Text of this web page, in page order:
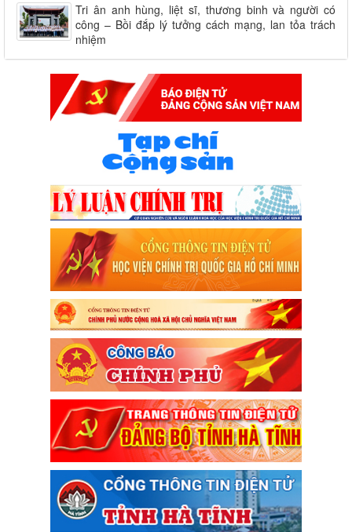
Tri ân anh hùng, liệt sĩ, thương binh và người có
công – Bồi đắp lý tưởng cách mạng, lan tỏa trách
nhiệm